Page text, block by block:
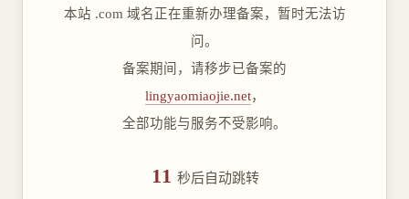
本站 .com 域名正在重新办理备案，暂时无法访
问。
备案期间，请移步已备案的
lingyaomiaojie.net，
全部功能与服务不受影响。
11 秒后自动跳转